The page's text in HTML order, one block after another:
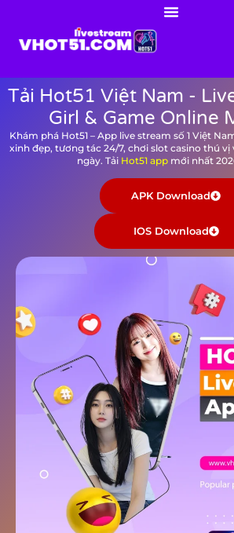
Tải Hot51 Việt Nam -
Girl & Game Online
Khám phá Hot51 – App live stream số 1 Việt
xinh đẹp, tương tác 24/7, chơi slot casino thú
ngày. Tải Hot51 app mới nhất
APK Download
IOS Download